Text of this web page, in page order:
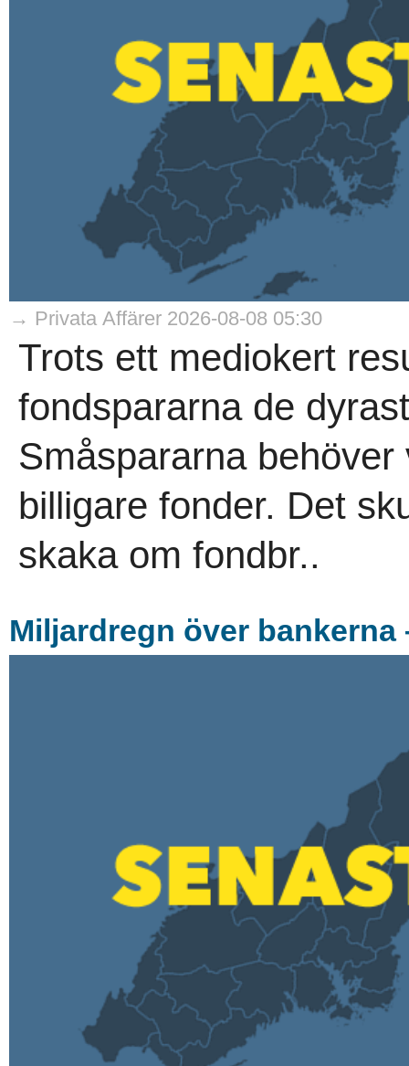
→ Privata Affärer 2026-08-08 05:30
Trots ett mediokert
fondspararna de
Småspararna
billigare fonder. Det
skaka om fondbr..
Miljardregn över